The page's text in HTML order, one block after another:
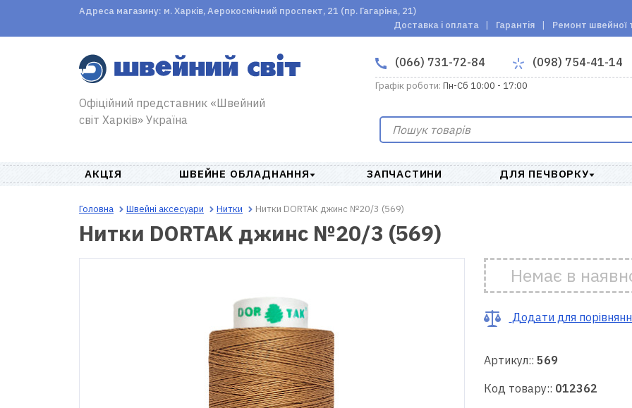
Адреса магазину: м. Харків, Аерокосмічний проспект, 21 (пр. Гагаріна, 21)
Доставка і оплата
Гарантія Ремонт швейної
Офіційний представник «Швейний
світ Харків» Україна
(066) 731-72-84 (098) 754-41-14
Графік роботи: Пн-Сб 10:00 - 17:00
АКЦІЯ ШВЕЙНЕ ОБЛАДНАННЯ ЗАПЧАСТИНИ ДЛЯ ПЕЧВОРКУ
Головна Швейні аксесуари Нитки Нитки DORTAK джинс №20/3 (569)
Нитки DORTAK джинс №20/3 (569)
Немає в
Додати для
Артикул:: 569
Код товару:: 012362